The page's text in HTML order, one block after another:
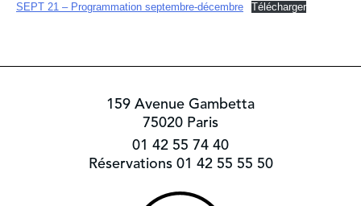
SEPT 21 – Programmation septembre-décembre
Télécharger
159 Avenue Gambetta
75020 Paris
01 42 55 74 40
Réservations 01 42 55 55 50